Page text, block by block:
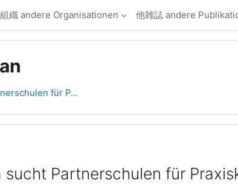
織 andere Organisationen 他雑誌 andere
für P...
Partnerschulen für